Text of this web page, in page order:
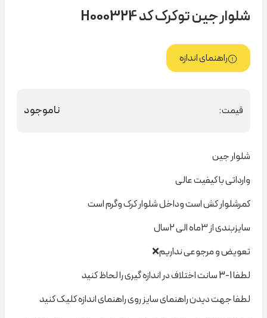
شلوار جین توکرک کد H000324
راهنمای اندازه
قیمت: ناموجود
شلوار جین
وارداتی با کیفیت عالی
کمرشلوار کش است و‌داخل شلوار کرک و‌گرم است
سایزبندی از ۳ماه الی ۲سال
تعویض و مرجوعی نداریم❌
لطفا 1-3 سانت اختلاف در اندازه گیری را لحاظ کنید
لطفا جهت دیدن راهنمای سایز روی راهنمای اندازه کلیک کنید